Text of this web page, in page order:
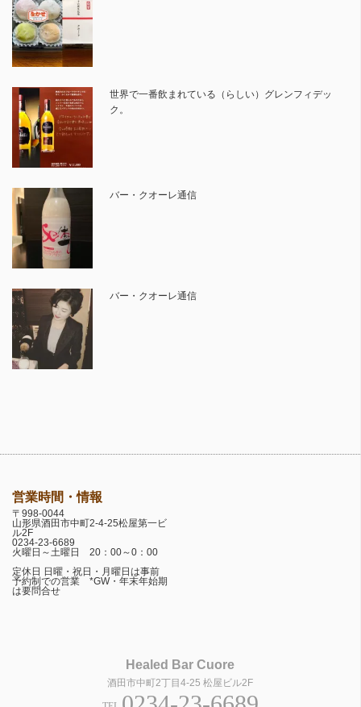
世界で一番飲まれている（らしい）グレンフィデッ
ク。
バー・クオーレ通信
バー・クオーレ通信
営業時間・情報
〒998-0044
山形県酒田市中町2-4-25松屋第一ビ
ル2F
0234-23-6689
火曜日～土曜日 20：00～0：00
定休日 日曜・祝日・月曜日は事前
予約制での営業 *GW・年末年始期
は要問合せ
Healed Bar Cuore
酒田市中町2丁目4-25 松屋ビル2F